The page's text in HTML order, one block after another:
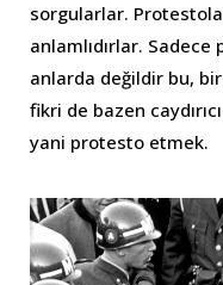
sorgularlar.
anlamlıdırlar.
anlarda değildir bu,
fikri de bazen
yani protesto etmek.